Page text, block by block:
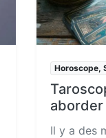
Horoscope,
Il y a des